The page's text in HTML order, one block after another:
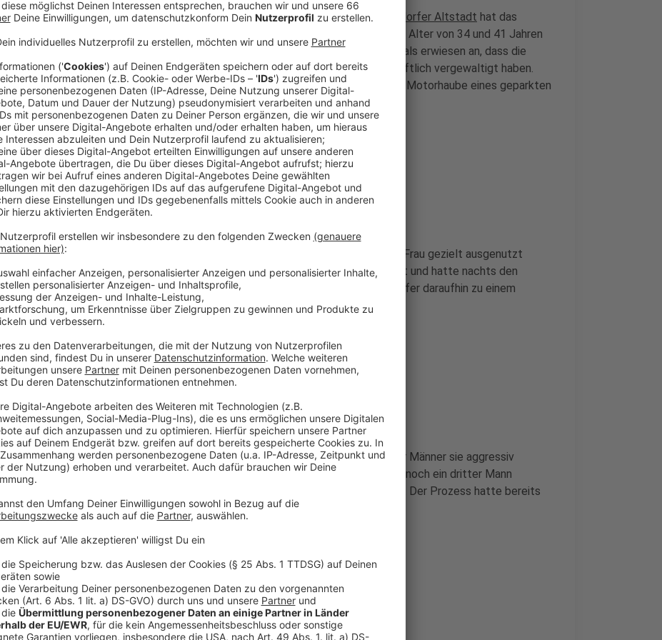
In einem Prozess um eine schwere Vergewaltigung in derDüsseldorfer Altstadt hat das
Landgericht nun ein Urteil gesprochen. Die beiden Angeklagten im Alter von 34 und 41 Jahren
wurden zu jeweils fünf Jahren Haft verurteilt. Das Gericht sah es als erwiesen an, dass die
Männer im vergangenen Sommer eine 27-jährige Frau gemeinschaftlich vergewaltigt haben.
Die Tat ereignete sich Ende Juni des vergangenen Jahres auf der Motorhaube eines geparkten
Autos in der Altstadt.
Anzeige
Tat ereignete sich im Sommer in der Altstadt
Anzeige
Die Anklage legte dar, dass die Täter die hilflose Lage der jungen Frau gezielt ausgenutzt
hatten. Die 27-Jährige war zu diesem Zeitpunkt stark alkoholisiert und hatte nachts den
Kontakt zu ihren Freundinnen verloren. Die Männer führten das Opfer daraufhin zu einem
abgelegenen Ort. Dort kam es schließlich zur Vergewaltigung.
Zeugen wurden durch Täter eingeschüchtert
Anzeige
Als Zeugen auf das Geschehen aufmerksam wurden, soll einer der Männer sie aggressiv
angegangen haben, offenbar um sie zu vertreiben. An der Tat soll noch ein dritter Mann
beteiligt gewesen sein, der jedoch nicht ermittelt werden konnte. Der Prozess hatte bereits
im Februar begonnen. Das Urteil ist noch nicht rechtskräftig.
Anzeige
Weitere Infos und Links zum Thema:
Anzeige